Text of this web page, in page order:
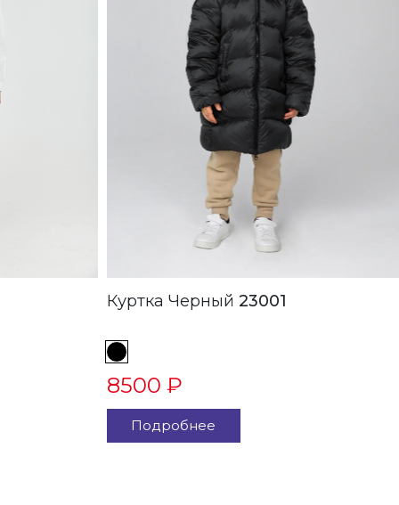
Куртка Черный 23001
8500 ₽
Подробнее